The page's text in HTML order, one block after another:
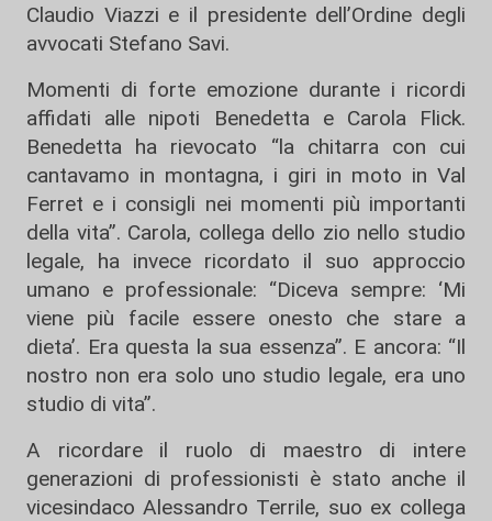
Claudio Viazzi e il presidente dell’Ordine degli
avvocati Stefano Savi.
Momenti di forte emozione durante i ricordi
affidati alle nipoti Benedetta e Carola Flick.
Benedetta ha rievocato “la chitarra con cui
cantavamo in montagna, i giri in moto in Val
Ferret e i consigli nei momenti più importanti
della vita”. Carola, collega dello zio nello studio
legale, ha invece ricordato il suo approccio
umano e professionale: “Diceva sempre: ‘Mi
viene più facile essere onesto che stare a
dieta’. Era questa la sua essenza”. E ancora: “Il
nostro non era solo uno studio legale, era uno
studio di vita”.
A ricordare il ruolo di maestro di intere
generazioni di professionisti è stato anche il
vicesindaco Alessandro Terrile, suo ex collega